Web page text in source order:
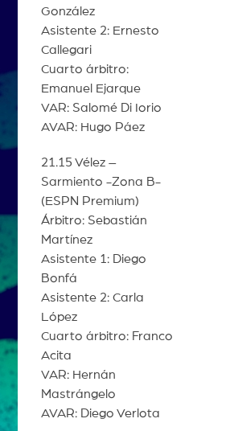
González
Asistente 2: Ernesto
Callegari
Cuarto árbitro:
Emanuel Ejarque
VAR: Salomé Di Iorio
AVAR: Hugo Páez
21.15 Vélez –
Sarmiento -Zona B-
(ESPN Premium)
Árbitro: Sebastián
Martínez
Asistente 1: Diego
Bonfá
Asistente 2: Carla
López
Cuarto árbitro: Franco
Acita
VAR: Hernán
Mastrángelo
AVAR: Diego Verlota